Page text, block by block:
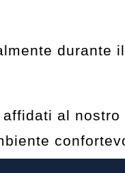
durante
al nostro